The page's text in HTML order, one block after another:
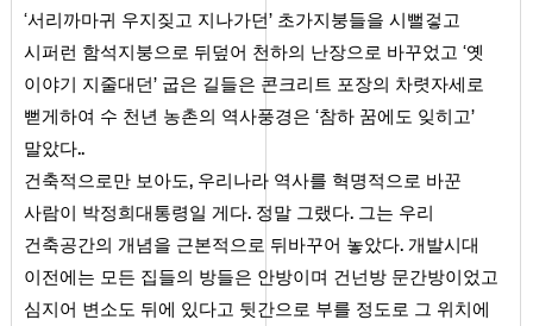
‘서리까마귀 우지짖고 지나가던’ 초가지붕들을 시뻘겋고
시퍼런 함석지붕으로 뒤덮어 천하의 난장으로 바꾸었고 ‘옛
이야기 지줄대던’ 굽은 길들은 콘크리트 포장의 차렷자세로
뻗게하여 수 천년 농촌의 역사풍경은 ‘참하 꿈에도 잊히고’
말았다..
건축적으로만 보아도, 우리나라 역사를 혁명적으로 바꾼
사람이 박정희대통령일 게다. 정말 그랬다. 그는 우리
건축공간의 개념을 근본적으로 뒤바꾸어 놓았다. 개발시대
이전에는 모든 집들의 방들은 안방이며 건넌방 문간방이었고
심지어 변소도 뒤에 있다고 뒷간으로 부를 정도로 그 위치에